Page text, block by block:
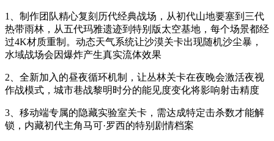
1、制作团队精心复刻历代经典战场，从初代山地要塞到三代
热带雨林，从五代玛雅遗迹到特别版太空基地，每个场景都经
过4K材质重制。动态天气系统让沙漠关卡出现随机沙尘暴，
水域战场会因爆炸产生真实流体效果
2、全新加入的昼夜循环机制，让丛林关卡在夜晚会激活夜视
作战模式，城市巷战黎明时分的能见度变化将影响射击精度
3、移动端专属的隐藏实验室关卡，需达成特定击杀数才能解
锁，内藏初代主角马可·罗西的特别剧情档案